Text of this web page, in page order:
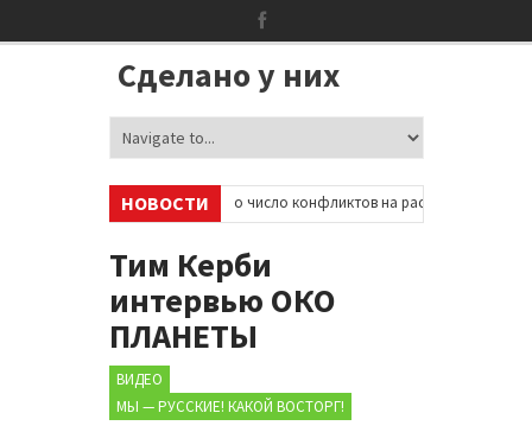
Сделано у них
НОВОСТИ
резко возросло число конфликтов на расовой почве:
Тим Керби
интервью ОКО
ПЛАНЕТЫ
ВИДЕО
МЫ — РУССКИЕ! КАКОЙ ВОСТОРГ!